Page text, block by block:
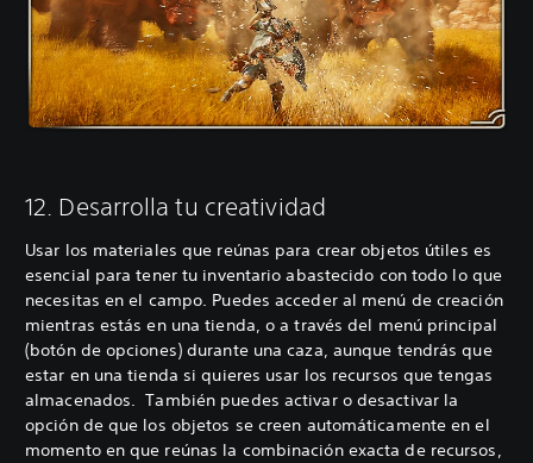
12. Desarrolla tu creatividad
Usar los materiales que reúnas para crear objetos útiles es
esencial para tener tu inventario abastecido con todo lo que
necesitas en el campo. Puedes acceder al menú de creación
mientras estás en una tienda, o a través del menú principal
(botón de opciones) durante una caza, aunque tendrás que
estar en una tienda si quieres usar los recursos que tengas
almacenados. También puedes activar o desactivar la
opción de que los objetos se creen automáticamente en el
momento en que reúnas la combinación exacta de recursos,